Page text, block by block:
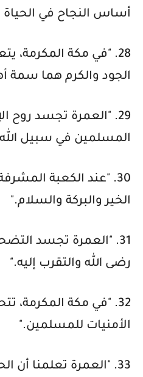
أساس النجاح في الحياة
28. "في مكة المكرمة،
الجود والكرم هما سمة
29. "العمرة تجسد روح
المسلمين في سبيل
30. "عند الكعبة
الخير والبركة والسلام."
31. "العمرة تجسد
رضى الله والتقرب إليه."
32. "في مكة المكرمة،
الأمنيات للمسلمين."
33. "العمرة تعلمنا أن